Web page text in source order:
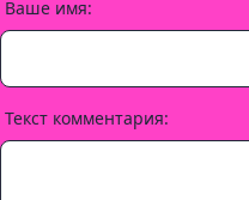
Ваше имя:
Текст комментария: